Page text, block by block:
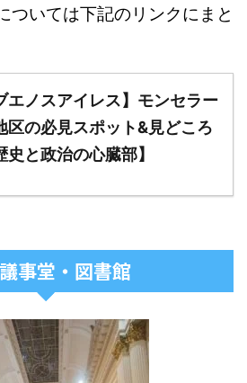
ついては下記のリンクにまと
エノスアイレス】モンセラー
区の必見スポット&見どころ
史と政治の心臓部】
事堂・図書館